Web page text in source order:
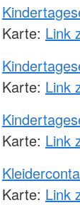
Karte: Link
Karte: Link
Karte: Link
Karte: Link